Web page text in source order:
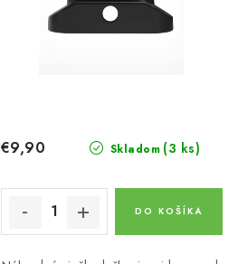
Skladom (3 ks)
€9,90
DO KOŠÍKA